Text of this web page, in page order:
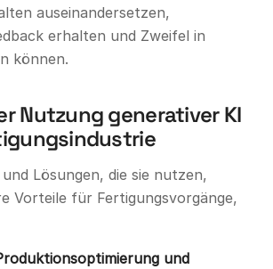
auseinandersetzen,
erhalten und Zweifel in
können.
Nutzung generativer KI
Lösungen, die sie nutzen,
Vorteile für Fertigungsvorgänge,
und